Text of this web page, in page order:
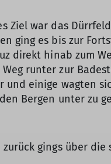
Ziel war das
ging es bis zur
direkt hinab zum
runter zur
und einige wagten
Bergen unter zu
zurück gings über